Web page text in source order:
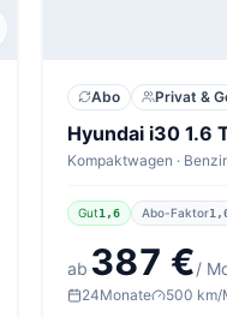
Abo Privat &
Hyundai i30 1.6
Gut1,6 Abo-Faktor
ab 387 €/
24Monate
500 km/